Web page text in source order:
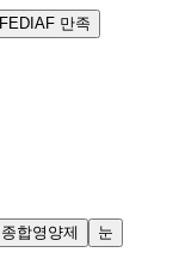
FEDIAF 만족
종합영양제
눈